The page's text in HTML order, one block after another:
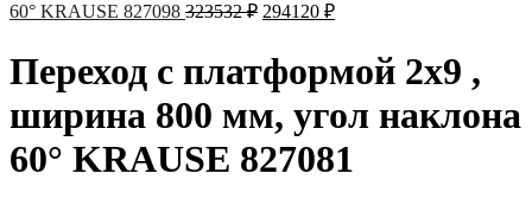
60° KRAUSE 827098 323532₽ 294120 ₽
Переход с платформой 2х9 ,
ширина 800 мм, угол наклона
60° KRAUSE 827081